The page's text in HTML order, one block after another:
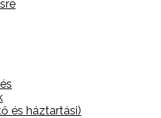
és háztartási)